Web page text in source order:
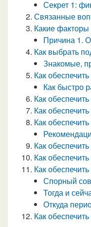
Секрет 1:
Связанные
Какие
Причина 1.
Как выбрать
Знакомые,
Как
Как быстро
Как
Как
Как
Как
Как
Как
Спорный
Тогда и
Откуда
Как